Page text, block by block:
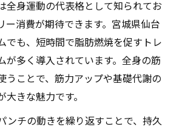
全身運動の代表格として知られてお
ー消費が期待できます。宮城県仙台
でも、短時間で脂肪燃焼を促すトレ
が多く導入されています。全身の筋
うことで、筋力アップや基礎代謝の
きな魅力です。
ンチの動きを繰り返すことで、持久